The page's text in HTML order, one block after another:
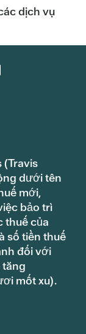
dịch vụ
(Travis
dưới tên
mới,
bảo trì
thuế của
số tiền thuế
đối với
tăng
mốt xu).